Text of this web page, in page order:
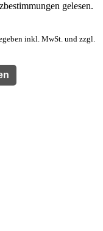
gelesen.
inkl. MwSt. und zzgl.